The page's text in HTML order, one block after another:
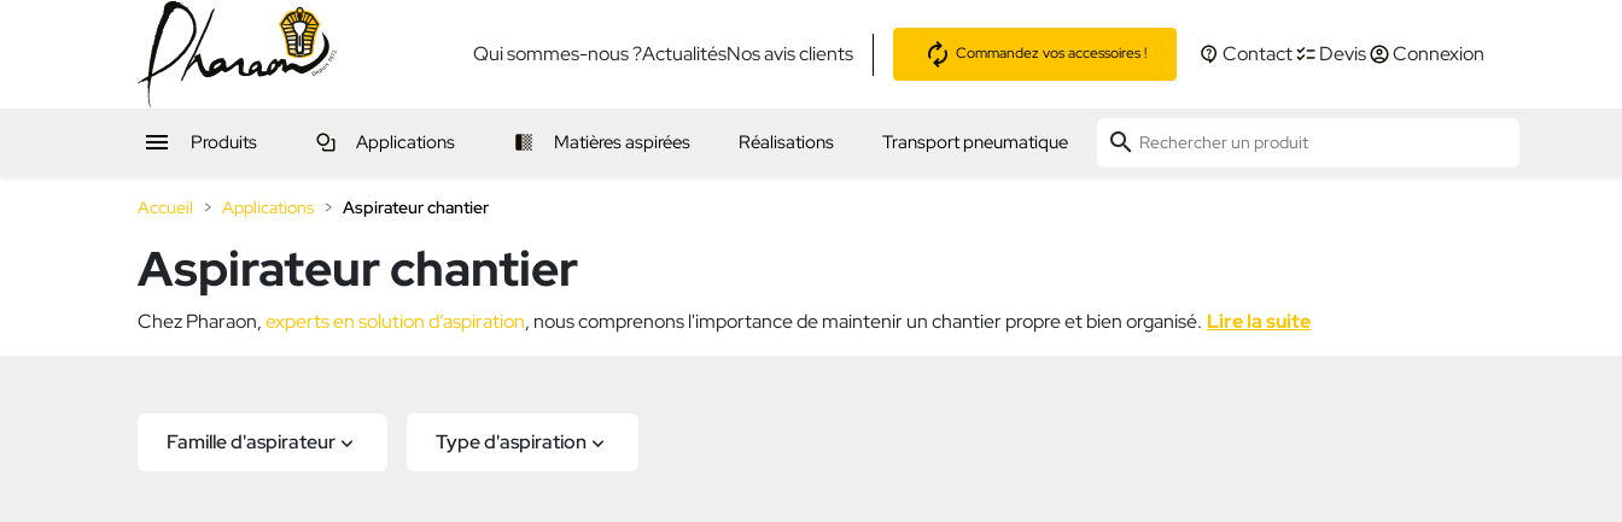
Qui sommes-nous ?ActualitésNos avis clients Commandez vos accessoires ! Contact Devis Connexion
 Produits Applications Matières aspirées Réalisations Transport pneumatique search
Accueil Applications Aspirateur chantier
Aspirateur chantier
Chez Pharaon,experts en solution d’aspiration, nous comprenons l'importance de maintenir un chantier propre et bien organisé. Lire la suite
Famille d'aspirateur  Type d'aspiration 